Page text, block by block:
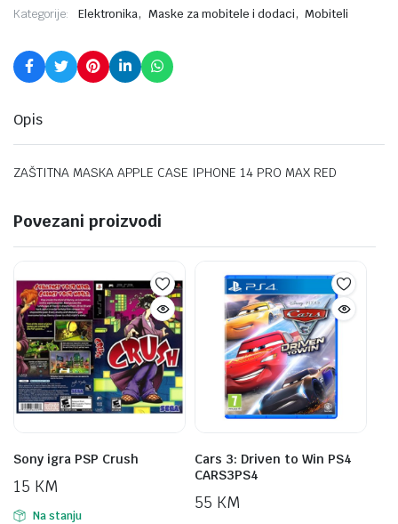
Kategorije: Elektronika, Maske za mobitele i dodaci, Mobiteli
Opis
ZAŠTITNA MASKA APPLE CASE IPHONE 14 PRO MAX RED
Povezani proizvodi
Sony igra PSP Crush
15 KM
Na stanju
Cars 3: Driven to Win PS4
CARS3PS4
55 KM